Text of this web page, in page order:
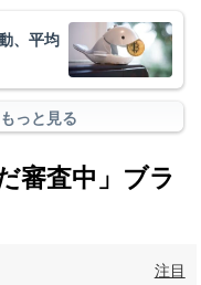
、平均
っと見る
審査中」ブラ
注目